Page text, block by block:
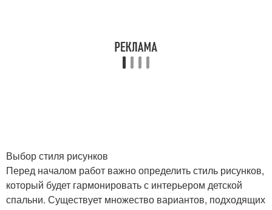
Выбор стиля рисунков
Перед началом работ важно определить стиль рисунков,
который будет гармонировать с интерьером детской
спальни. Существует множество вариантов, подходящих